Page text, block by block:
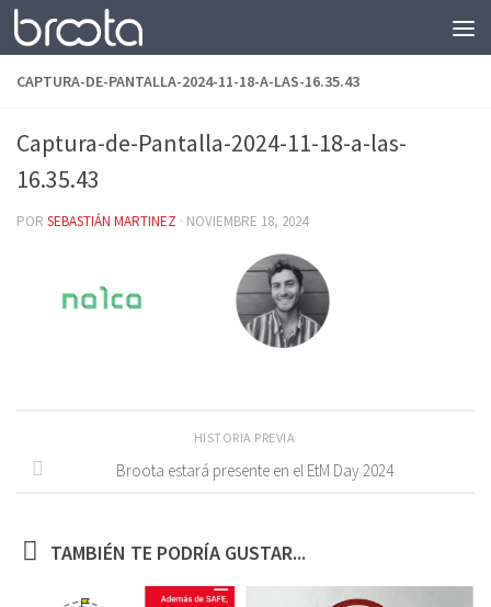
Saltar al contenido
CAPTURA-DE-PANTALLA-2024-11-18-A-LAS-16.35.43
Captura-de-Pantalla-2024-11-18-a-las-
16.35.43
POR SEBASTIÁN MARTINEZ · NOVIEMBRE 18, 2024
HISTORIA PREVIA
Broota estará presente en el EtM Day 2024
TAMBIÉN TE PODRÍA GUSTAR...